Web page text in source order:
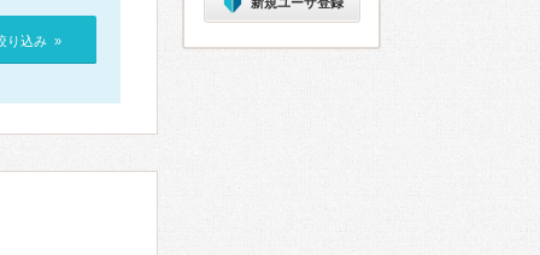
り込み »